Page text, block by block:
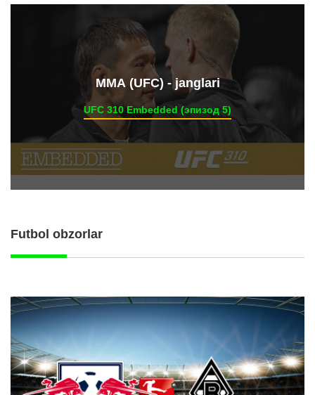
ММА (UFC) - janglari
UFC 310 Embedded (эпизод 5)
Futbol obzorlar